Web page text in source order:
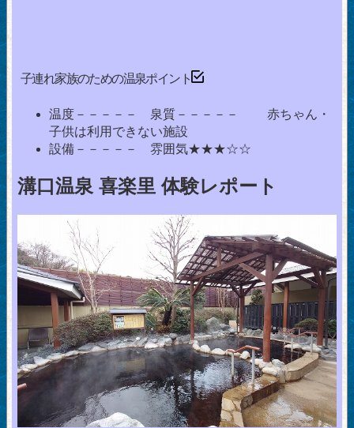
子連れ家族のための温泉ポイント
温度－－－－－ 泉質－－－－－ 赤ちゃん・
子供は利用できない施設
設備－－－－－ 雰囲気★★★☆☆
溝口温泉 喜楽里 体験レポート